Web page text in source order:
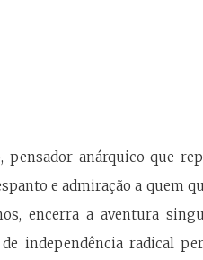
anárquico que
e admiração a quem
encerra a aventura
independência radical